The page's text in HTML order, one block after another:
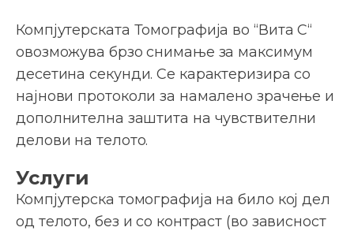
Компјутерската Томографија во “Вита С“
овозможува брзо снимање за максимум
десетина секунди. Се карактеризира со
најнови протоколи за намалено зрачење и
дополнителна заштита на чувствителни
делови на телото.
Услуги
Компјутерска томографија на било кој дел
од телото, без и со контраст (во зависност